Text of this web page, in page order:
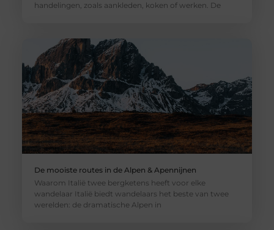
handelingen, zoals aankleden, koken of werken. De
De mooiste routes in de Alpen & Apennijnen
Waarom Italië twee bergketens heeft voor elke
wandelaar Italië biedt wandelaars het beste van twee
werelden: de dramatische Alpen in